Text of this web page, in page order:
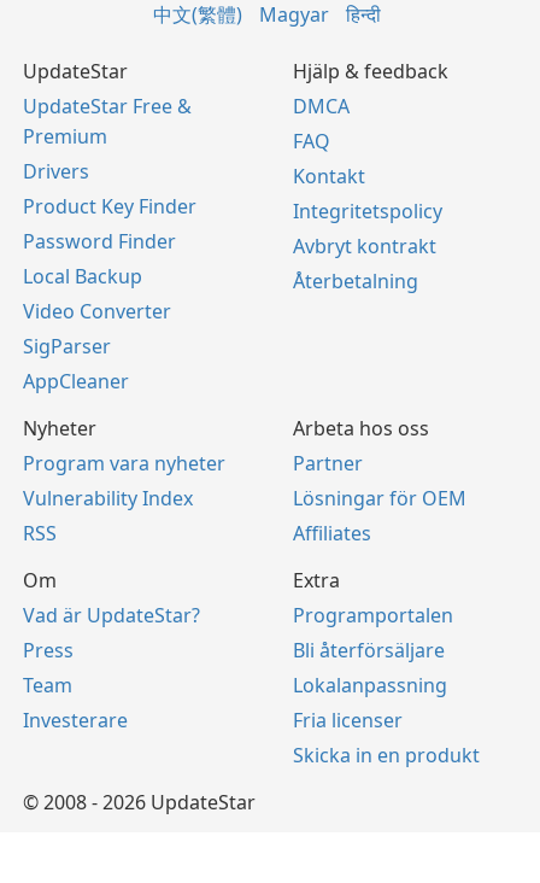
中文(繁體)
Magyar हिन्दी
UpdateStar
UpdateStar Free &
Premium
Drivers
Product Key Finder
Password Finder
Local Backup
Video Converter
SigParser
AppCleaner
Hjälp & feedback
DMCA
FAQ
Kontakt
Integritetspolicy
Avbryt kontrakt
Återbetalning
Nyheter
Program vara nyheter
Vulnerability Index
RSS
Arbeta hos oss
Partner
Lösningar för OEM
Affiliates
Om
Vad är UpdateStar?
Press
Team
Investerare
Extra
Programportalen
Bli återförsäljare
Lokalanpassning
Fria licenser
Skicka in en produkt
© 2008 - 2026 UpdateStar